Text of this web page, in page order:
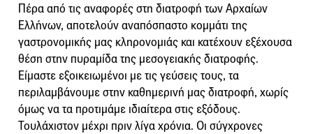
Πέρα από τις αναφορές στη διατροφή των Αρχαίων
Ελλήνων, αποτελούν αναπόσπαστο κομμάτι της
γαστρονομικής μας κληρονομιάς και κατέχουν εξέχουσα
θέση στην πυραμίδα της μεσογειακής διατροφής.
Είμαστε εξοικειωμένοι με τις γεύσεις τους, τα
περιλαμβάνουμε στην καθημερινή μας διατροφή, χωρίς
όμως να τα προτιμάμε ιδιαίτερα στις εξόδους.
Τουλάχιστον μέχρι πριν λίγα χρόνια. Οι σύγχρονες